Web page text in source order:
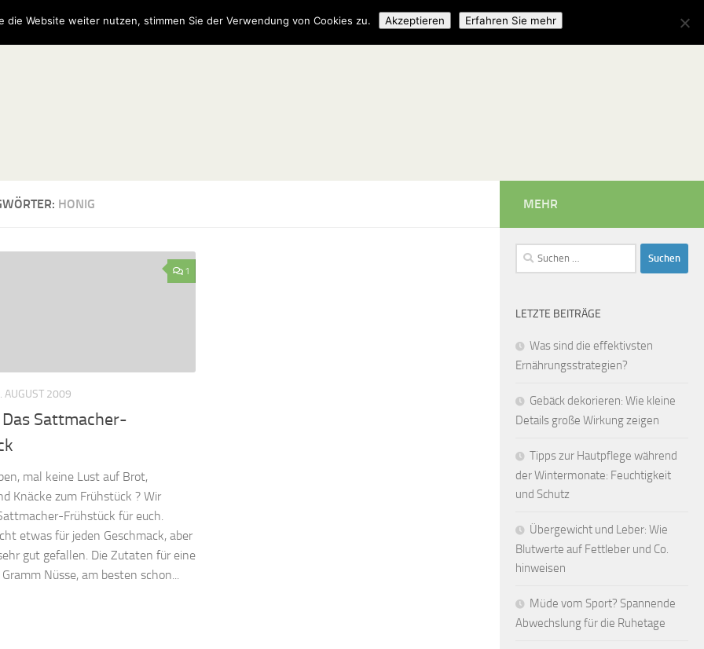
HONIG
1
AUGUST 2009
Sattmacher-
mal keine Lust auf Brot,
Knäcke zum Frühstück ? Wir
Frühstück für euch.
etwas für jeden Geschmack, aber
gut gefallen. Die Zutaten für eine
Nüsse, am besten schon...
MEHR
Suchen
nach:
LETZTE BEITRÄGE
Was sind die effektivsten
Ernährungsstrategien?
Gebäck dekorieren: Wie kleine
Details große Wirkung zeigen
Tipps zur Hautpflege während
der Wintermonate: Feuchtigkeit
und Schutz
Übergewicht und Leber: Wie
Blutwerte auf Fettleber und Co.
hinweisen
Müde vom Sport? Spannende
Abwechslung für die Ruhetage
die Website weiter nutzen, stimmen Sie der Verwendung von Cookies zu. Akzeptieren Erfahren Sie mehr